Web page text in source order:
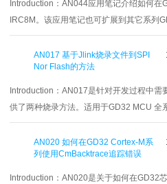
Introduction： AN044应用笔记介绍如何在
IRC8M。该应用笔记也可扩展到其它系列
AN017 基于Jlink烧录文件到SPI
Nor Flash的方法
Introduction： AN017是针对开发过程中需
供了两种烧录方法。适用于GD32 MCU 全
AN020 如何在GD32 Cortex-M系
列使用CmBacktrace追踪错误
Introduction： AN020是关于如何在GD32